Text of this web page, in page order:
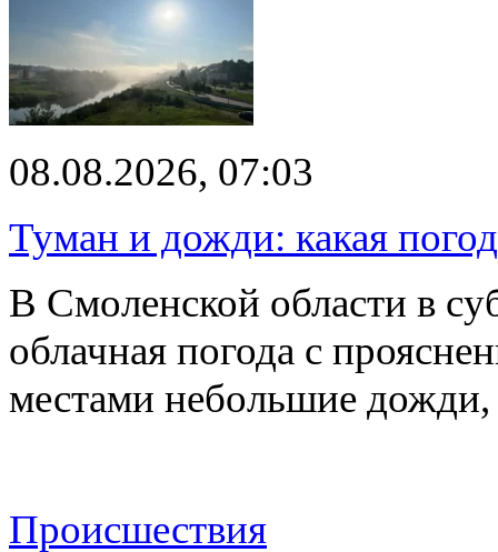
08.08.2026, 07:03
Туман и дожди: какая
В Смоленской области в
облачная погода с
местами небольшие
Происшествия